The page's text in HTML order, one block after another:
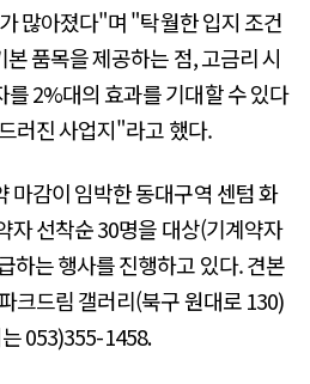
많아졌다"며 "탁월한 입지 조건
품목을 제공하는 점, 고금리 시
2%대의 효과를 기대할 수 있다
러진 사업지"라고 했다.
마감이 임박한 동대구역 센텀 화
자 선착순 30명을 대상(기계약자
하는 행사를 진행하고 있다. 견본
크드림 갤러리(북구 원대로 130)
053)355-1458.